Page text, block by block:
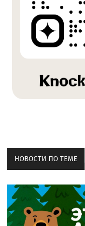
НОВОСТИ ПО ТЕМЕ